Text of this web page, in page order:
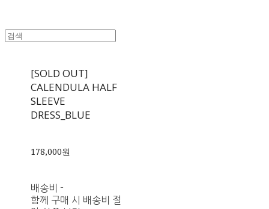
[SOLD OUT]
CALENDULA HALF
SLEEVE
DRESS_BLUE
178,000원
배송비 -
함께 구매 시 배송비 절